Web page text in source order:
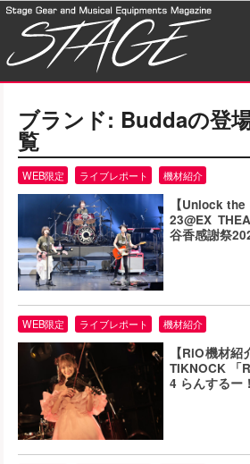
ブランド: Buddaの登
覧
【Unlock
23@EX
谷香感謝祭
WEB限定 ライブレポート 機材紹介
【RiO機材
TIKNOCK 「
4 らんするー
WEB限定 ライブレポート 機材紹介